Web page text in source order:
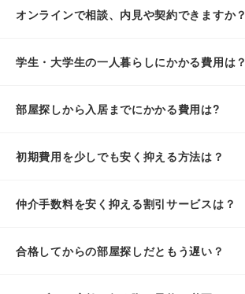
オンラインで相談、内見や契約できますか？
学生・大学生の一人暮らしにかかる費用は？
部屋探しから入居までにかかる費用は?
初期費用を少しでも安く抑える方法は？
仲介手数料を安く抑える割引サービスは？
合格してからの部屋探しだともう遅い？